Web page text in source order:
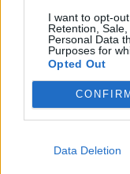
I want to opt-
Retention,
Personal Data
Purposes for
Opted Out
CONFIRM
Data Deletion
J'ai commencé ce
le prend depuis un
réticente au début,
sauvé. J'ai
vivre. Puis l'envie
celui-ci, et c'est
secondaires.
votre avis